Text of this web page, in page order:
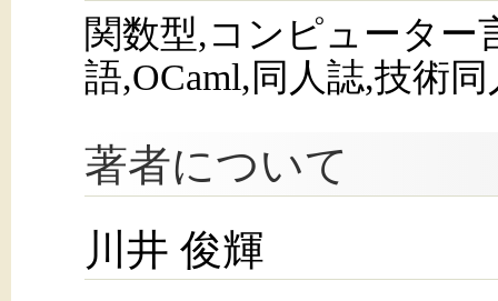
関数型,コンピューター
語,OCaml,同人誌,技術
著者について
川井 俊輝